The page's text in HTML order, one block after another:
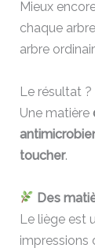
Mieux
chaque
arbre
Le résultat ?
Une matière
toucher.
Des
Le liège est
impressions